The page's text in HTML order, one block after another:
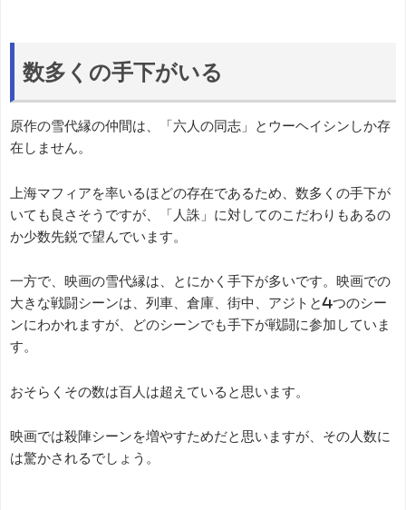
数多くの手下がいる
原作の雪代縁の仲間は、「六人の同志」とウーヘイシンしか存
在しません。
上海マフィアを率いるほどの存在であるため、数多くの手下が
いても良さそうですが、「人誅」に対してのこだわりもあるの
か少数先鋭で望んでいます。
一方で、映画の雪代縁は、とにかく手下が多いです。映画での
大きな戦闘シーンは、列車、倉庫、街中、アジトと4つのシー
ンにわかれますが、どのシーンでも手下が戦闘に参加していま
す。
おそらくその数は百人は超えていると思います。
映画では殺陣シーンを増やすためだと思いますが、その人数に
は驚かされるでしょう。